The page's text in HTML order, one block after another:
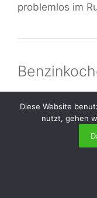
problemlos im
Coleman
Diese Website
nutzt, gehen